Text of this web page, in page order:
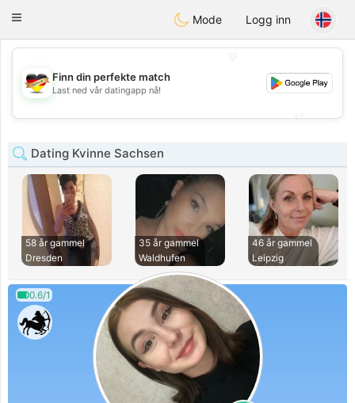
Deutsch Dating
Toggle
Mode Logg inn
💖
💕
Finn din perfekte match
Last ned vår datingapp nå!
Dating Kvinne Sachsen
58 år gammel
Dresden
35 år gammel
Waldhufen
46 år gammel
Leipzig
0.6/1